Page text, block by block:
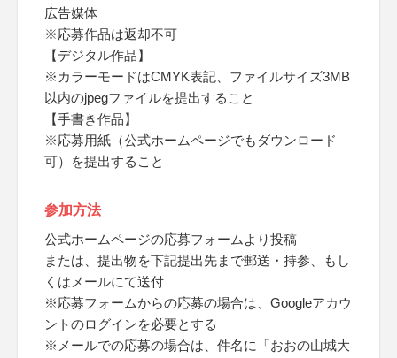
広告媒体
※応募作品は返却不可
【デジタル作品】
※カラーモードはCMYK表記、ファイルサイズ3MB
以内のjpegファイルを提出すること
【手書き作品】
※応募用紙（公式ホームページでもダウンロード
可）を提出すること
参加方法
公式ホームページの応募フォームより投稿
または、提出物を下記提出先まで郵送・持参、もし
くはメールにて送付
※応募フォームからの応募の場合は、Googleアカウ
ントのログインを必要とする
※メールでの応募の場合は、件名に「おおの山城大